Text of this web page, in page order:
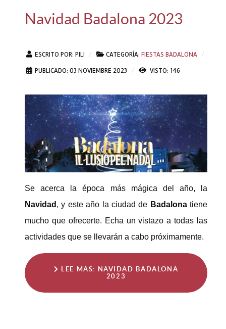
Navidad Badalona 2023
ESCRITO POR: PILI CATEGORÍA: FIESTAS BADALONA
PUBLICADO: 03 NOVIEMBRE 2023
VISTO: 146
Se acerca la época más mágica del año, la
Navidad , y este año la ciudad de Badalona tiene
mucho que ofrecerte. Echa un vistazo a todas las
actividades que se llevarán a cabo próximamente.
LEE MÁS: NAVIDAD BADALONA
2023